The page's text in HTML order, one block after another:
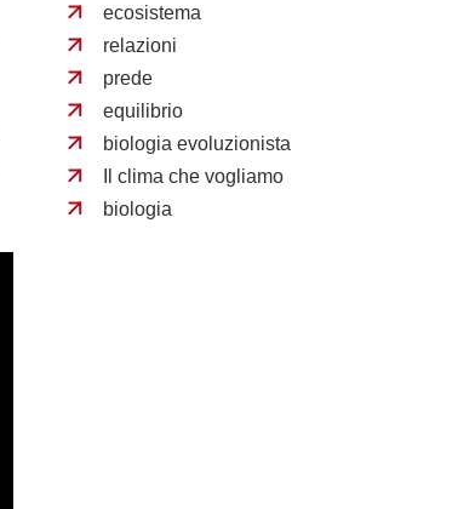
ecosistema
relazioni
prede
equilibrio
biologia evoluzionista
Il clima che vogliamo
biologia